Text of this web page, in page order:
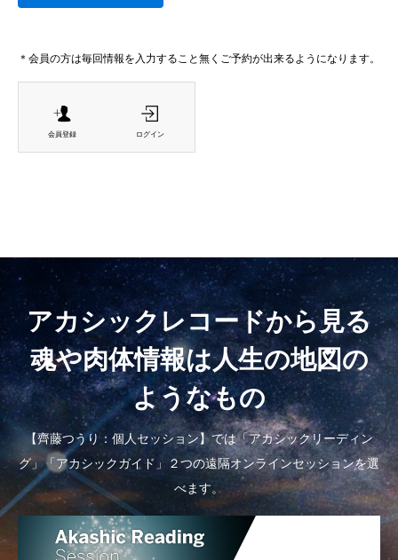
＊会員の方は毎回情報を入力すること無くご予約が出来るようになります。
会員登録 ログイン
アカシックレコードから見る
魂や肉体情報は人生の地図の
ようなもの
【齊藤つうり：個人セッション】では「アカシックリーディン
グ」「アカシックガイド」２つの遠隔オンラインセッションを選
べます。